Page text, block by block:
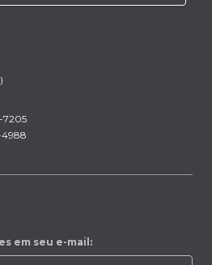
7205
4988
em seu e-mail: